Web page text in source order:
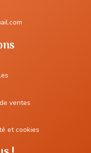
ventes
et cookies